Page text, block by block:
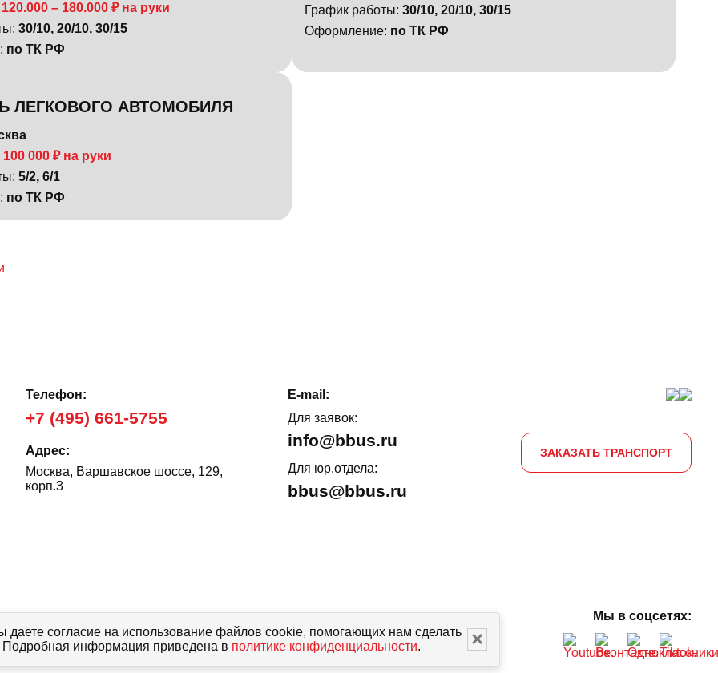
– 180.000 ₽ на руки
30/10, 20/10, 30/15
по ТК РФ
График работы: 30/10, 20/10, 30/15
Оформление: по ТК РФ
ЛЕГКОВОГО АВТОМОБИЛЯ
000 ₽ на руки
5/2, 6/1
по ТК РФ
Телефон:
+7 (495) 661-5755
Адрес:
Москва, Варшавское шоссе, 129,
корп.3
E-mail:
Для заявок:
info@bbus.ru
Для юр.отдела:
bbus@bbus.ru
ЗАКАЗАТЬ ТРАНСПОРТ
характеристики и комплектации не являются публичной
и носят исключительно справочный характер. Договор
нашей компании.
Мы в соцсетях:
даете согласие на использование файлов cookie, помогающих нам сделать
Подробная информация приведена в политике конфиденциальности. ×